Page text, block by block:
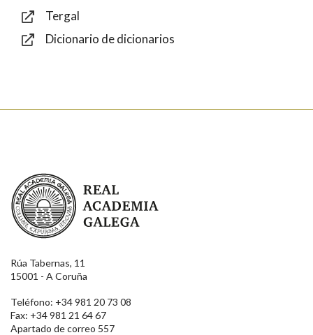
Texto de verificación
Tergal
Dicionario de dicionarios
Real Academia Galega
Rúa Tabernas, 11
15001 - A Coruña
Teléfono: +34 981 20 73 08
Fax: +34 981 21 64 67
Apartado de correo 557